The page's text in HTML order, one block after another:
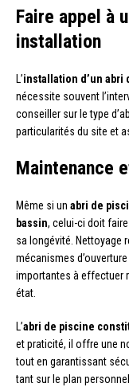
Faire appel à
installation
L’installation d’un abri
nécessite souvent
conseiller sur le type
particularités du site et
Maintenance
Même si un abri de
bassin, celui-ci doit
sa longévité. Nettoyage
mécanismes
importantes à effectuer
état.
L’abri de piscine
et praticité, il offre une
tout en garantissant
tant sur le plan